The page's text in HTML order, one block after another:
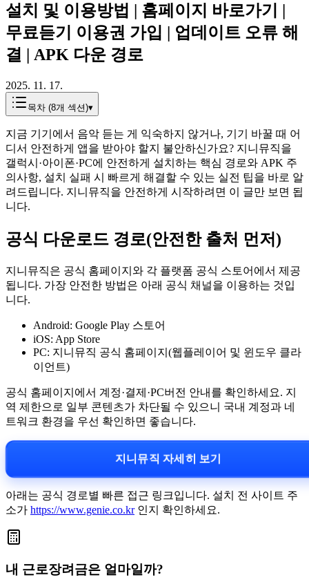
설치 및 이용방법 | 홈페이지 바로가기 |
무료듣기 이용권 가입 | 업데이트 오류 해
결 | APK 다운 경로
2025. 11. 17.
목차 (8개 섹션)▾
지금 기기에서 음악 듣는 게 익숙하지 않거나, 기기 바꿀 때 어
디서 안전하게 앱을 받아야 할지 불안하신가요? 지니뮤직을
갤럭시·아이폰·PC에 안전하게 설치하는 핵심 경로와 APK 주
의사항, 설치 실패 시 빠르게 해결할 수 있는 실전 팁을 바로 알
려드립니다. 지니뮤직을 안전하게 시작하려면 이 글만 보면 됩
니다.
공식 다운로드 경로(안전한 출처 먼저)
지니뮤직은 공식 홈페이지와 각 플랫폼 공식 스토어에서 제공
됩니다. 가장 안전한 방법은 아래 공식 채널을 이용하는 것입
니다.
Android: Google Play 스토어
iOS: App Store
PC: 지니뮤직 공식 홈페이지(웹플레이어 및 윈도우 클라
이언트)
공식 홈페이지에서 계정·결제·PC버전 안내를 확인하세요. 지
역 제한으로 일부 콘텐츠가 차단될 수 있으니 국내 계정과 네
트워크 환경을 우선 확인하면 좋습니다.
지니뮤직 자세히 보기
아래는 공식 경로별 빠른 접근 링크입니다. 설치 전 사이트 주
소가 https://www.genie.co.kr인지 확인하세요.
내 근로장려금은 얼마일까?